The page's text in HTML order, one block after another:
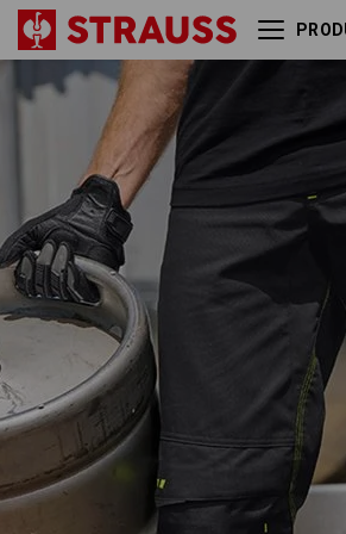
Bundhose e.s.motion
2020